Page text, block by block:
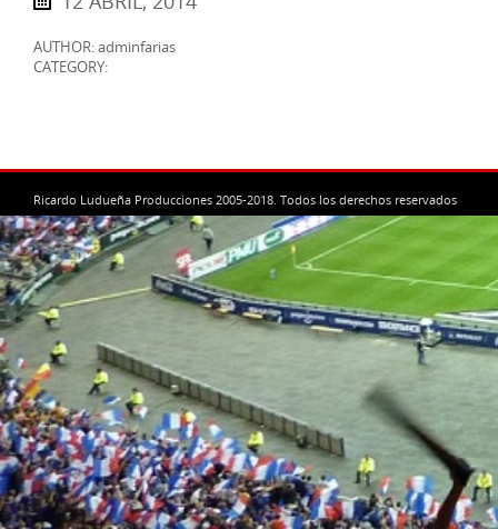
AUTHOR: adminfarias
CATEGORY:
Ricardo Ludueña Producciones 2005-2018. Todos los derechos reservados